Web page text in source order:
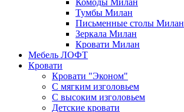
Комоды Милан
Тумбы Милан
Письменные столы Милан
Зеркала Милан
Кровати Милан
Мебель ЛОФТ
Кровати
Кровати "Эконом"
С мягким изголовьем
С высоким изголовьем
Детские кровати